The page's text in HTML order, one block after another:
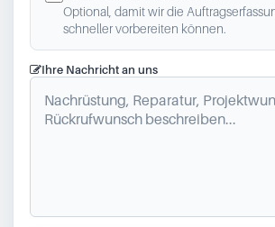
Optional, damit wir die
schneller vorbereiten können.
Ihre Nachricht an uns